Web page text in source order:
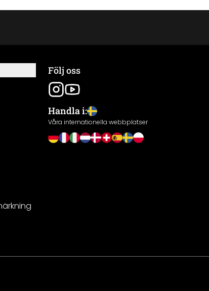
Följ oss
Handla i:
Våra internationella webbplatser